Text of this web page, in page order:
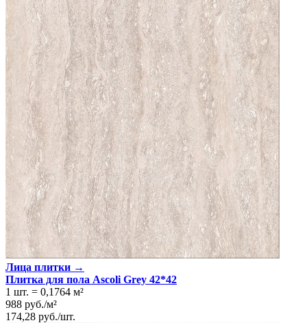
Лица плитки →
Плитка для пола Ascoli Grey 42*42
1 шт. = 0,1764 м²
988 руб./м²
174,28 руб./шт.